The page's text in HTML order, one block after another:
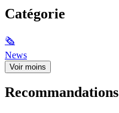
Catégorie
🗞
News
Voir moins
Recommandations